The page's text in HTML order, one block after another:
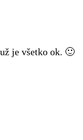
je všetko ok. 🙂